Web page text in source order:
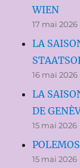
WIEN
17 mai 2026
LA
16 mai 2026
LA
DE
15 mai 2026
15 mai 2026